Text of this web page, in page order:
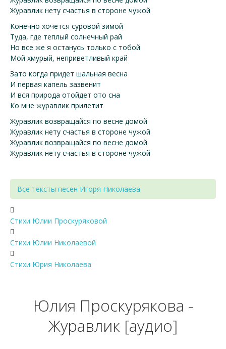
Журавлик нету счастья в стороне чужой
Конечно хочется суровой зимой
Туда, где теплый солнечный рай
Но все же я останусь только с тобой
Мой хмурый, неприветливый край
Зато когда придет шальная весна
И первая капель зазвенит
И вся природа отойдет ото сна
Ко мне журавлик прилетит
Журавлик возвращайся по весне домой
Журавлик нету счастья в стороне чужой
Журавлик возвращайся по весне домой
Журавлик нету счастья в стороне чужой
Все тексты песен Игоря Николаева
Стихи Юлии Проскуряковой
Стихи Юлии Николаевой
Стихи Юрия Николаева
Юлия Проскурякова -
Журавлик [аудио]